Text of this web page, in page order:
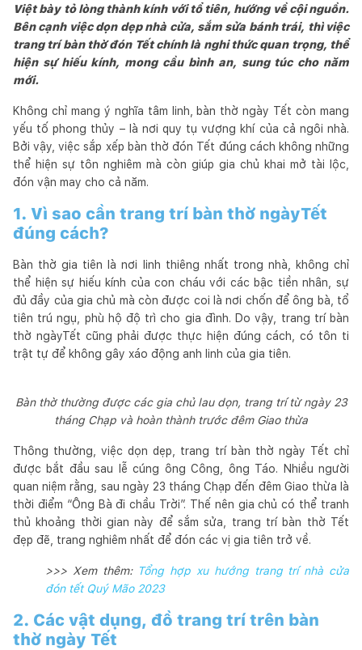
Việt bày tỏ lòng thành kính với tổ tiên, hướng về cội nguồn.
Bên cạnh việc dọn dẹp nhà cửa, sắm sửa bánh trái, thì việc
trang trí bàn thờ đón Tết chính là nghi thức quan trọng, thể
hiện sự hiếu kính, mong cầu bình an, sung túc cho năm
mới.
Không chỉ mang ý nghĩa tâm linh, bàn thờ ngày Tết còn mang
yếu tố phong thủy – là nơi quy tụ vượng khí của cả ngôi nhà.
Bởi vậy, việc sắp xếp bàn thờ đón Tết đúng cách không những
thể hiện sự tôn nghiêm mà còn giúp gia chủ khai mở tài lộc,
đón vận may cho cả năm.
1. Vì sao cần trang trí bàn thờ ngàyTết
đúng cách?
Bàn thờ gia tiên là nơi linh thiêng nhất trong nhà, không chỉ
thể hiện sự hiếu kính của con cháu với các bậc tiền nhân, sự
đủ đầy của gia chủ mà còn được coi là nơi chốn để ông bà, tổ
tiên trú ngụ, phù hộ độ trì cho gia đình. Do vậy, trang trí bàn
thờ ngàyTết cũng phải được thực hiện đúng cách, có tôn ti
trật tự để không gây xáo động anh linh của gia tiên.
Bàn thờ thường được các gia chủ lau dọn, trang trí từ ngày 23
tháng Chạp và hoàn thành trước đêm Giao thừa
Thông thường, việc dọn dẹp, trang trí bàn thờ ngày Tết chỉ
được bắt đầu sau lễ cúng ông Công, ông Táo. Nhiều người
quan niệm rằng, sau ngày 23 tháng Chạp đến đêm Giao thừa là
thời điểm “Ông Bà đi chầu Trời”. Thế nên gia chủ có thể tranh
thủ khoảng thời gian này để sắm sửa, trang trí bàn thờ Tết
đẹp đẽ, trang nghiêm nhất để đón các vị gia tiên trở về.
>>> Xem thêm: Tổng hợp xu hướng trang trí nhà cửa
đón tết Quý Mão 2023
2. Các vật dụng, đồ trang trí trên bàn
thờ ngày Tết